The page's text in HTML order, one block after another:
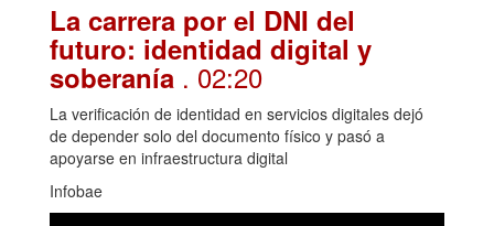
La carrera por el DNI del
futuro: identidad digital y
soberanía . 02:20
La verificación de identidad en servicios digitales dejó
de depender solo del documento físico y pasó a
apoyarse en infraestructura digital
Infobae